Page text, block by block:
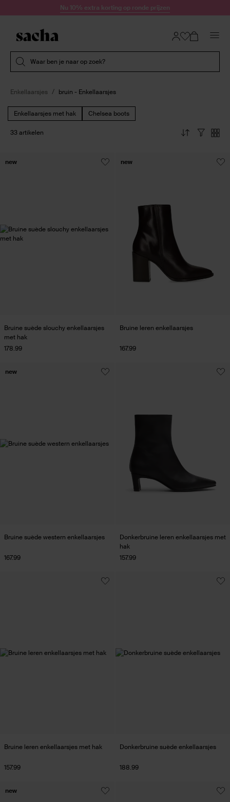
Doorgaan naar artikelNu 10% extra korting op ronde prijzen
Waar ben je naar op zoek?
Enkellaarsjes bruin - Enkellaarsjes
Enkellaarsjes met hak Chelsea boots
33 artikelen
Bruine suède slouchy enkellaarsjes
met hak
178.99
new
Bruine leren enkellaarsjes
167.99
new
Bruine suède western enkellaarsjes
167.99
new
Donkerbruine leren enkellaarsjes met
hak
157.99
Bruine leren enkellaarsjes met hak
157.99
Donkerbruine suède enkellaarsjes
188.99
new